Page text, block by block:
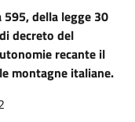
595, della legge 30
decreto del
recante il
montagne italiane.